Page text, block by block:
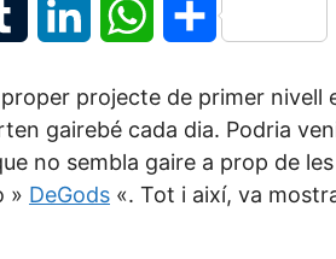
m
b
n
k
a
t
C
m
p
projecte de primer nivell
gairebé cada dia. Podria
no sembla gaire a prop de
» DeGods «. Tot i així, va